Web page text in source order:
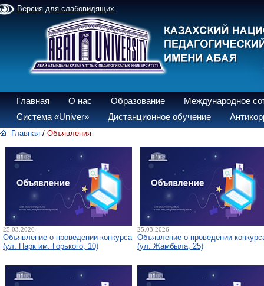
Версия для слабовидящих
Главная О нас Образование
Международное
Система «Univer»
Дистанционное обучение
Главная / Объявления
25.03.2026
Объявление о проведении конкурса
(ул. Парк им. Горького, 10)
25.03.2026
Объявление о проведении
(ул. Жамбыла, 25)